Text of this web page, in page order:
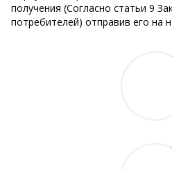
получения (Согласно статьи 9
потребителей) отправив его на